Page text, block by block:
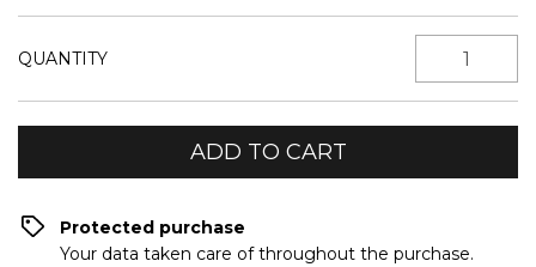
QUANTITY
Protected purchase
Your data taken care of throughout the purchase.